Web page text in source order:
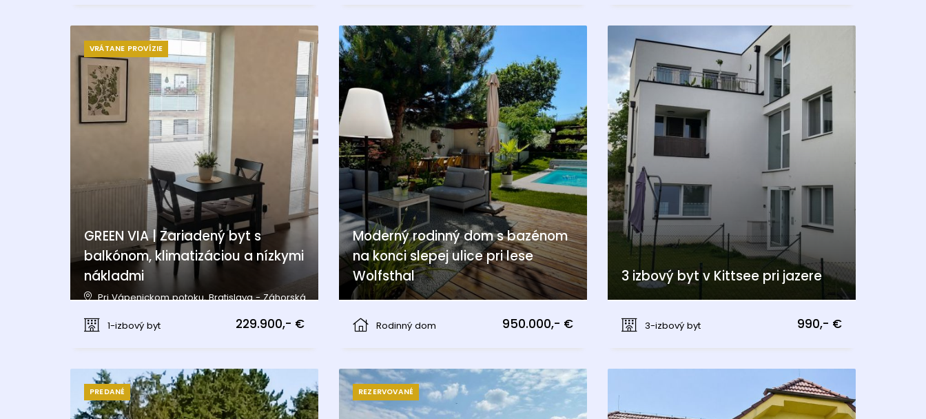
VRÁTANE PROVÍZIE
GREEN VIA | Zariadený byt s
balkónom, klimatizáciou a nízkymi
nákladmi
Pri Vápenickom potoku, Bratislava - Záhorská
1-izbový byt
229.900,- €
Moderný rodinný dom s bazénom
na konci slepej ulice pri lese
Wolfsthal
Rodinný dom
950.000,- €
3 izbový byt v Kittsee pri jazere
3-izbový byt
990,- €
PREDANÉ REZERVOVANÉ